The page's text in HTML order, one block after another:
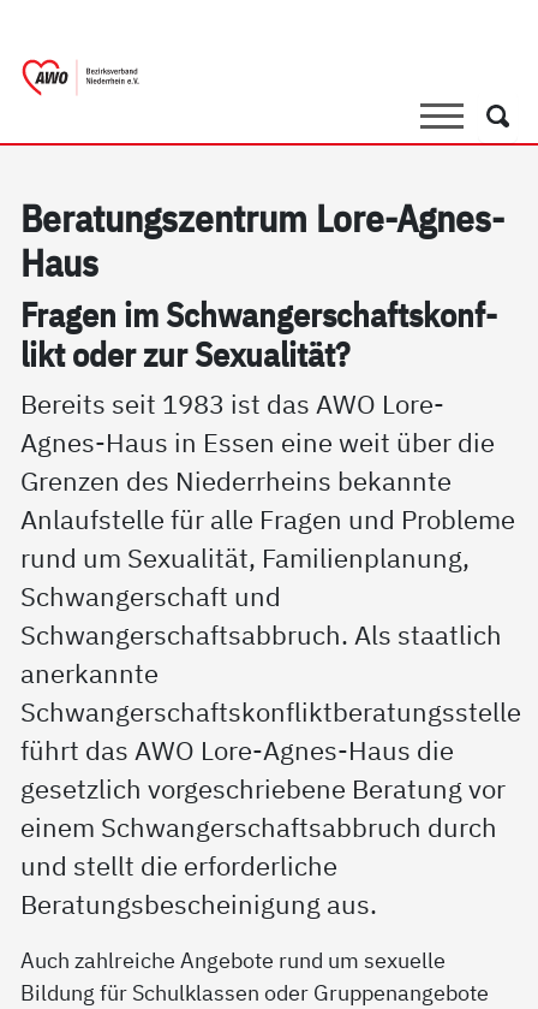
SucheSuche
Be­ra­tungs­zen­trum Lo­re-Ag­nes-
Haus
Fra­gen im Schwan­ger­schafts­kon­f­
likt oder zur Se­xua­li­tät?
Bereits seit 1983 ist das AWO Lore-
Agnes-Haus in Essen eine weit über die
Grenzen des Niederrheins bekannte
Anlaufstelle für alle Fragen und Probleme
rund um Sexualität, Familienplanung,
Schwangerschaft und
Schwangerschaftsabbruch. Als staatlich
anerkannte
Schwangerschaftskonfliktberatungsstelle
führt das AWO Lore-Agnes-Haus die
gesetzlich vorgeschriebene Beratung vor
einem Schwangerschaftsabbruch durch
und stellt die erforderliche
Beratungsbescheinigung aus.
Auch zahlreiche Angebote rund um sexuelle
Bildung für Schulklassen oder Gruppenangebote